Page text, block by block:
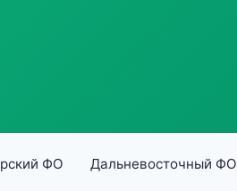
ФО Дальневосточный ФО